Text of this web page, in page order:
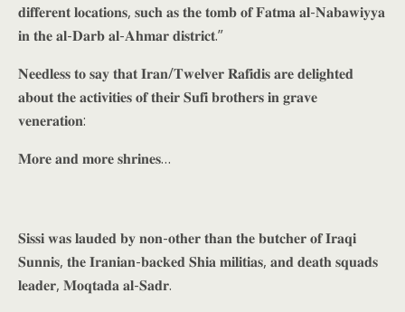
𝐝𝐢𝐟𝐟𝐞𝐫𝐞𝐧𝐭 𝐥𝐨𝐜𝐚𝐭𝐢𝐨𝐧𝐬, 𝐬𝐮𝐜𝐡 𝐚𝐬 𝐭𝐡𝐞 𝐭𝐨𝐦𝐛 𝐨𝐟 𝐅𝐚𝐭𝐦𝐚 𝐚𝐥-𝐍𝐚𝐛𝐚𝐰𝐢𝐲𝐲𝐚
𝐢𝐧 𝐭𝐡𝐞 𝐚𝐥-𝐃𝐚𝐫𝐛 𝐚𝐥-𝐀𝐡𝐦𝐚𝐫 𝐝𝐢𝐬𝐭𝐫𝐢𝐜𝐭.”
𝐍𝐞𝐞𝐝𝐥𝐞𝐬𝐬 𝐭𝐨 𝐬𝐚𝐲 𝐭𝐡𝐚𝐭 𝐈𝐫𝐚𝐧/𝐓𝐰𝐞𝐥𝐯𝐞𝐫 𝐑𝐚𝐟𝐢𝐝𝐢𝐬 𝐚𝐫𝐞 𝐝𝐞𝐥𝐢𝐠𝐡𝐭𝐞𝐝
𝐚𝐛𝐨𝐮𝐭 𝐭𝐡𝐞 𝐚𝐜𝐭𝐢𝐯𝐢𝐭𝐢𝐞𝐬 𝐨𝐟 𝐭𝐡𝐞𝐢𝐫 𝐒𝐮𝐟𝐢 𝐛𝐫𝐨𝐭𝐡𝐞𝐫𝐬 𝐢𝐧 𝐠𝐫𝐚𝐯𝐞
𝐯𝐞𝐧𝐞𝐫𝐚𝐭𝐢𝐨𝐧:
𝐌𝐨𝐫𝐞 𝐚𝐧𝐝 𝐦𝐨𝐫𝐞 𝐬𝐡𝐫𝐢𝐧𝐞𝐬…
𝐒𝐢𝐬𝐬𝐢 𝐰𝐚𝐬 𝐥𝐚𝐮𝐝𝐞𝐝 𝐛𝐲 𝐧𝐨𝐧-𝐨𝐭𝐡𝐞𝐫 𝐭𝐡𝐚𝐧 𝐭𝐡𝐞 𝐛𝐮𝐭𝐜𝐡𝐞𝐫 𝐨𝐟 𝐈𝐫𝐚𝐪𝐢
𝐒𝐮𝐧𝐧𝐢𝐬, 𝐭𝐡𝐞 𝐈𝐫𝐚𝐧𝐢𝐚𝐧-𝐛𝐚𝐜𝐤𝐞𝐝 𝐒𝐡𝐢𝐚 𝐦𝐢𝐥𝐢𝐭𝐢𝐚𝐬, 𝐚𝐧𝐝 𝐝𝐞𝐚𝐭𝐡 𝐬𝐪𝐮𝐚𝐝𝐬
𝐥𝐞𝐚𝐝𝐞𝐫, 𝐌𝐨𝐪𝐭𝐚𝐝𝐚 𝐚𝐥-𝐒𝐚𝐝𝐫.